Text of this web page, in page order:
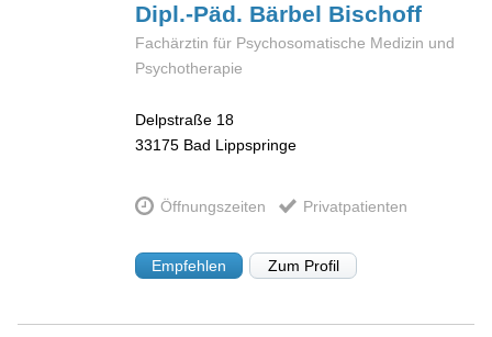
Dipl.-Päd. Bärbel Bischoff
Fachärztin für Psychosomatische Medizin und
Psychotherapie
Delpstraße 18
33175 Bad Lippspringe
Öffnungszeiten Privatpatienten
Empfehlen Zum Profil